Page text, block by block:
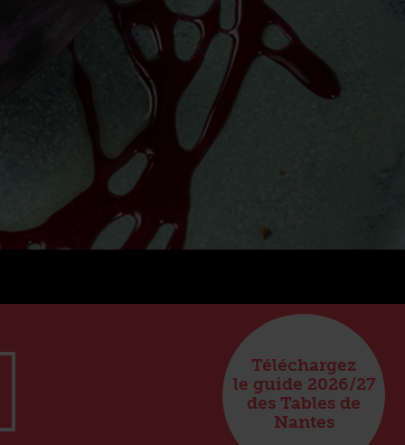
Téléchargez
le guide 2026/27
des Tables de
Nantes